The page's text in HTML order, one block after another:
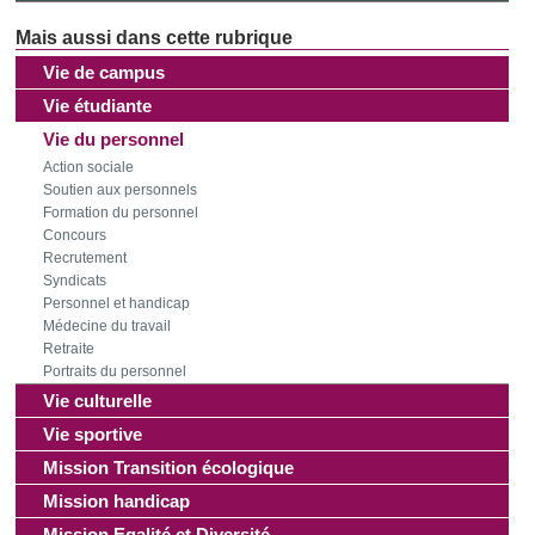
Vie de campus
Vie étudiante
Vie du personnel
Action sociale
Soutien aux personnels
Formation du personnel
Concours
Recrutement
Syndicats
Personnel et handicap
Médecine du travail
Retraite
Portraits du personnel
Vie culturelle
Vie sportive
Mission Transition écologique
Mission handicap